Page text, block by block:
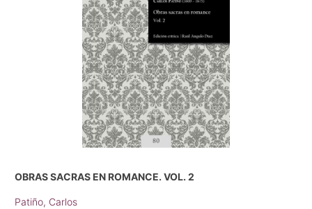
OBRAS SACRAS EN ROMANCE. VOL. 2
Patiño, Carlos